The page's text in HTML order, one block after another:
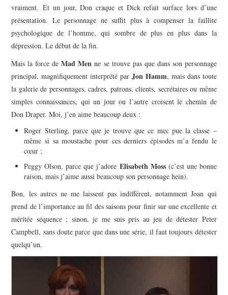
vraiment. Et un jour, Don craque et Dick refait surface lors d’une
présentation. Le personnage ne suffit plus à compenser la faillite
psychologique de l’homme, qui sombre de plus en plus dans la
dépression. Le début de la fin.
Mais la force deMad Men ne se trouve pas que dans son personnage
principal, magnifiquement interprété par Jon Hamm, mais dans toute
la galerie de personnages, cadres, patrons, clients, secrétaires ou même
simples connaissances, qui un jour ou l’autre croisent le chemin de
Don Draper. Moi, j’en aime beaucoup deux :
Roger Sterling, parce que je trouve que ce mec pue la classe –
même si sa moustache pour ces derniers épisodes m’a fendu le
cœur ;
Peggy Olson, parce que j’adore Elisabeth Moss(c’est une bonne
raison, mais j’aime aussi beaucoup son personnage hein).
Bon, les autres ne me laissent pas indifférent, notamment Joan qui
prend de l’importance au fil des saisons pour finir sur une excellente et
méritée séquence ; sinon, je me suis pris au jeu de détester Peter
Campbell, sans doute parce que dans une série, il faut toujours détester
quelqu’un.